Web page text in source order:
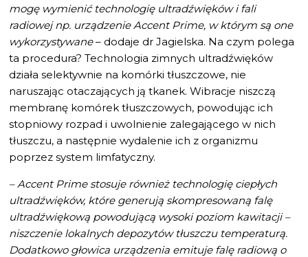
mogę wymienić technologię ultradźwięków i fali
radiowej np. urządzenie Accent Prime, w którym są one
wykorzystywane– dodaje dr Jagielska. Na czym polega
ta procedura? Technologia zimnych ultradźwięków
działa selektywnie na komórki tłuszczowe, nie
naruszając otaczających ją tkanek. Wibracje niszczą
membranę komórek tłuszczowych, powodując ich
stopniowy rozpad i uwolnienie zalegającego w nich
tłuszczu, a następnie wydalenie ich z organizmu
poprzez system limfatyczny.
– Accent Prime stosuje również technologię ciepłych
ultradźwięków, które generują skompresowaną falę
ultradźwiękową powodującą wysoki poziom kawitacji –
niszczenie lokalnych depozytów tłuszczu temperaturą.
Dodatkowo głowica urządzenia emituje falę radiową o